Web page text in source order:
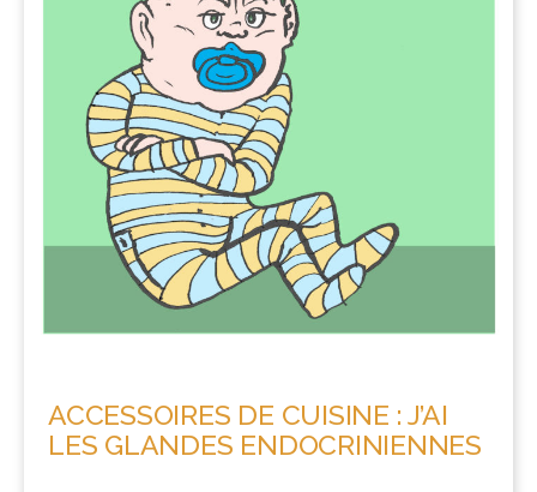
ACCESSOIRES DE CUISINE : J’AI
LES GLANDES ENDOCRINIENNES